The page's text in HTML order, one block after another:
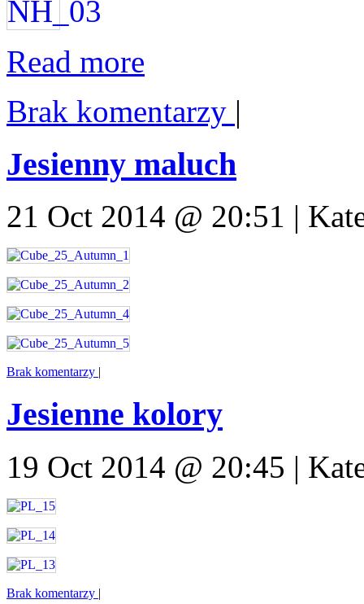
Read more
Brak komentarzy |
Jesienny maluch
21 Oct 2014 @ 20:51 |
Brak komentarzy
Jesienne kolory
19 Oct 2014 @ 20:45 |
Brak komentarzy |